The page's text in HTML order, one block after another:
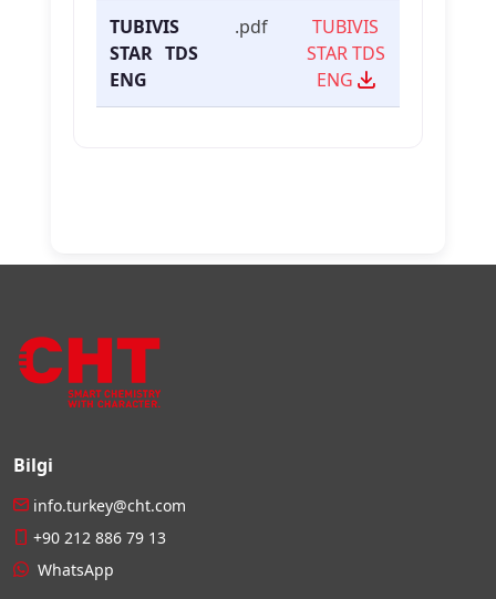
TUBIVIS
STAR TDS
ENG
.pdf
TUBIVIS
STAR TDS
ENG
Bilgi
info.turkey@cht.com
+90 212 886 79 13
WhatsApp